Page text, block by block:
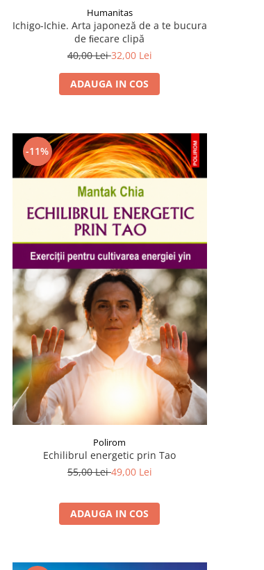
Humanitas
Ichigo-Ichie. Arta japoneză de a te bucura
de ﬁecare clipă
40,00 Lei32,00 Lei
ADAUGA IN COS
-11%
Polirom
Echilibrul energetic prin Tao
55,00 Lei49,00 Lei
ADAUGA IN COS